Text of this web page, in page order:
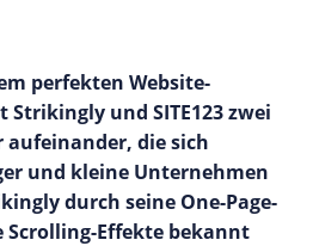
perfekten Website-
und SITE123 zwei
die sich
und kleine Unternehmen
durch seine One-Page-
Scrolling-Effekte bekannt